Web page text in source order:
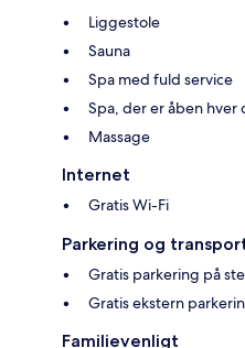
Liggestole
Sauna
Spa med fuld service
Spa, der er åben hver
Massage
Internet
Gratis Wi-Fi
Parkering og
Gratis parkering på
Gratis ekstern
Familievenligt